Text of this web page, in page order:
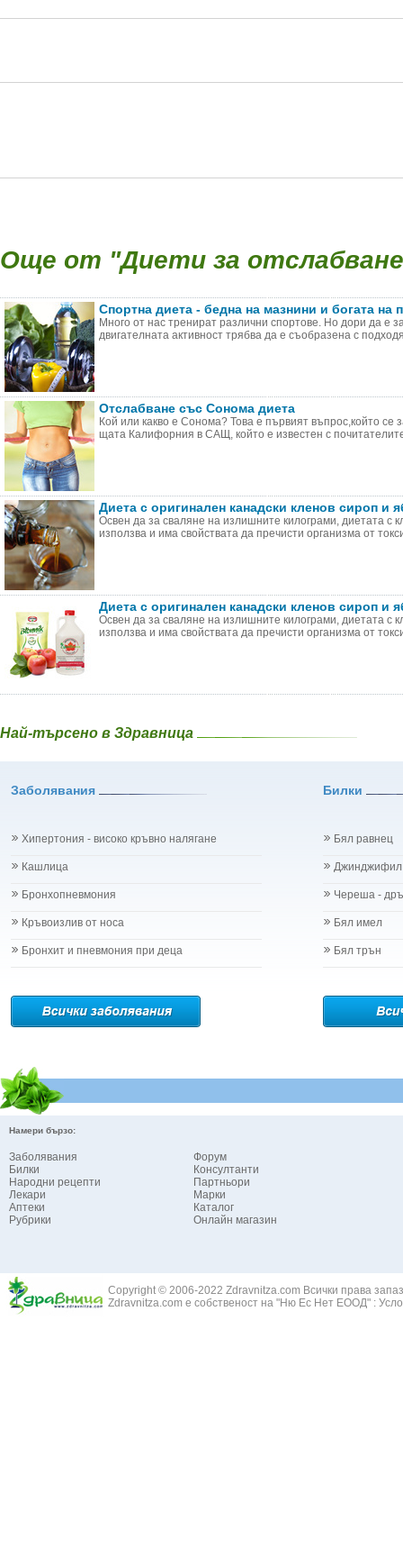
Още от "Диети за
Спортна диета - бедна на мазнини и богата на
Много от нас тренират различни спортове. Но дори да е
двигателната активност трябва да е съобразена с
Отслабване със Сонома диета
Кой или какво е Сонома? Това е първият въпрос,който се
щата Калифорния в САЩ, който е известен с
Диета с оригинален канадски кленов сироп и
Освен да за сваляне на излишните килограми, диетата с
използва и има свойствата да пречисти организма от
Диета с оригинален канадски кленов сироп и
Освен да за сваляне на излишните килограми, диетата с
използва и има свойствата да пречисти организма от
Най-търсено в Здравница
Заболявания Билки
Хипертония - високо кръвно налягане
Кашлица
Бронхопневмония
Кръвоизлив от носа
Бронхит и пневмония при деца
Бял равнец
Джинджифил
Череша -
Бял имел
Бял трън
Намери бързо:
Заболявания
Билки
Народни рецепти
Лекари
Аптеки
Рубрики
Форум
Консултанти
Партньори
Марки
Каталог
Онлайн магазин
Copyright © 2006-2022 Zdravnitza.com Всички права
Zdravnitza.com е собственост на "Ню Ес Нет ЕООД" :